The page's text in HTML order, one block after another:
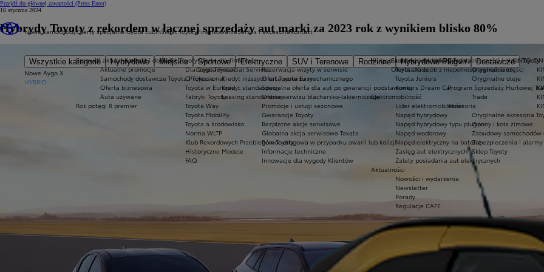
Przejdź do głównej zawartości (Press Enter)
Nowe samochody
Wszystkie kategorie Hybrydowe Miejskie Sportowe Elektryczne SUV i Terenowe Rodzinne Hybrydowe Plug-in
Dostawcze
Nowe Aygo X
HYBRID
Oferty specjalne
Sprawdź aktualne oferty
Aktualne promocje
Samochody dostawcze Toyota Professional
Oferta biznesowa
Auta używane
Rok potęgi 8 premier
Ekobonus dla hybryd Toyoty
Oferta dla osób z niepełnosprawnościami
Toyota Lubin
Kontakt i dojazd
Świat Toyoty
Świat Toyoty
Dlaczego Toyota?
O Toyocie
Toyota w Europie
Fabryki Toyoty
Toyota Way
Toyota Mobility
Toyota a środowisko
Norma WLTP
Klub Rekordowych Przebiegów Toyoty
Historyczne Modele
FAQ
Kluby dla dzieci i młodzieży
Toyota Kids
Toyota Juniors
Konkurs Dream Car
Elektromobilność
Lider elektromobilności
Napęd hybrydowy
Napęd hybrydowy typu plug-in
Napęd wodorowy
Napęd elektryczny na baterię
Zasięg aut elektrycznych
Zalety posiadania aut elektrycznych
Aktualności
Nowości i wydarzenia
Newsletter
Porady
Regulacje CAFE
Finansowanie
Oferta dla firm
Toyota Financial Services
Kredyt niższych rat Toyota Easy
Kredyt standardowy
Leasing standardowy
KINTO
Serwis i akcesoria
Serwis
Rezerwacja wizyty w serwisie
Oferta serwisu mechanicznego
Specjalna oferta dla aut po gwarancji podstawowej
Oferta serwisu blacharsko-lakierniczego
Promocje i usługi sezonowe
Gwarancje Toyoty
Bezpłatne akcje serwisowe
Globalna akcja serwisowa Takata
Pomoc drogowa w przypadku awarii lub kolizji
Informacje techniczne
Innowacje dla wygody Klientów
Oryginalne części i oleje Toyoty
Oryginalne części
Oryginalne oleje
Program Sprzedaży Hurtowej
Trade
Akcesoria
Oryginalne akcesoria
Opony i koła zimowe
Zabudowy samochodów
Zabezpieczenia i alarmy
Sklep Toyoty
Kontakt
16 stycznia 2024
Hybrydy Toyoty z rekordem w łącznej sprzedaży aut marki za 2023 rok z wynikiem blisko 80%